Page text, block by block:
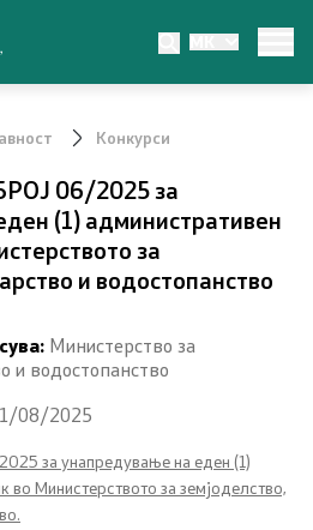
MK
Конкурси
06/2025 за
(1) административен
за
и водостопанство
Министерство за
и водостопанство
08/2025
за унапредување на еден (1)
во Министерството за земјоделство,